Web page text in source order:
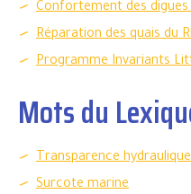
Confortement des
Réparation des quais du
Programme Invariants
Mots du
Transparence hydraulique
Surcote marine